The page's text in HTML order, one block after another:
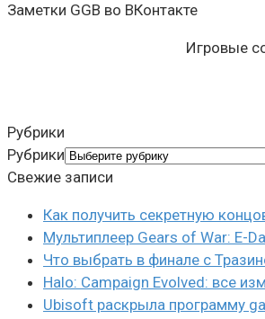
Заметки GGB во ВКонтакте
Игровые
Рубрики
Рубрики
Свежие записи
Как получить секретную
Мультиплеер Gears of War: E-
Что выбрать в финале с
Halo: Campaign Evolved: все
Ubisoft раскрыла программу